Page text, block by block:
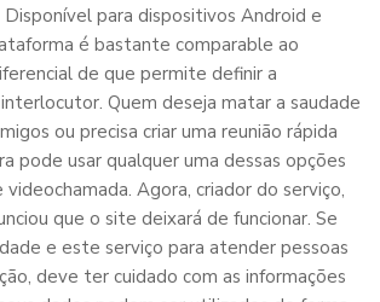
Disponível para dispositivos Android e
é bastante comparable ao
de que permite definir a
Quem deseja matar a saudade
ou precisa criar uma reunião rápida
pode usar qualquer uma dessas opções
Agora, criador do serviço,
que o site deixará de funcionar. Se
e este serviço para atender pessoas
deve ter cuidado com as informações